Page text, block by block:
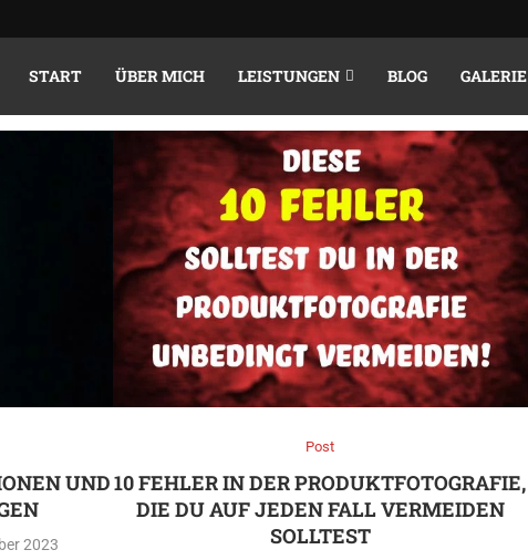
START ÜBER MICH LEISTUNGEN BLOG GALERIE
PRODUKTFOTOGRAFIE
UND
2023
Post
10 FEHLER IN DER PRODUKTFOTOGRAFIE,
DIE DU AUF JEDEN FALL VERMEIDEN
SOLLTEST